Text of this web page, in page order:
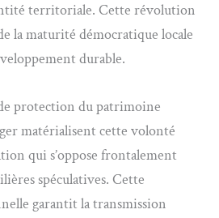
territoriale. Cette révolution
la maturité démocratique locale
durable.
protection du patrimoine
matérialisent cette volonté
qui s’oppose frontalement
spéculatives. Cette
garantit la transmission